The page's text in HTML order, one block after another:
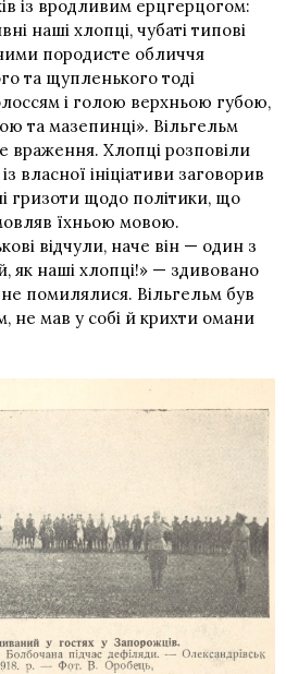
із вродливим ерцгерцогом:
наші хлопці, чубаті типові
породисте обличчя
та щупленького тоді
і голою верхньою губою,
та мазепинці». Вільгельм
враження. Хлопці розповіли
власної ініціативи заговорив
гризоти щодо політики, що
їхньою мовою.
відчули, наче він — один з
як наші хлопці!» — здивовано
помилялися. Вільгельм був
не мав у собі й крихти омани